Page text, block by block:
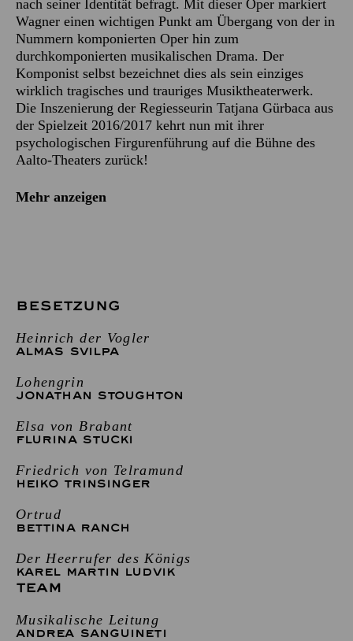
nach seiner Identität befragt. Mit dieser Oper markiert
Wagner einen wichtigen Punkt am Übergang von der in
Nummern komponierten Oper hin zum
durchkomponierten musikalischen Drama. Der
Komponist selbst bezeichnet dies als sein einziges
wirklich tragisches und trauriges Musiktheaterwerk.
Die Inszenierung der Regiesseurin Tatjana Gürbaca aus
der Spielzeit 2016/2017 kehrt nun mit ihrer
psychologischen Firgurenführung auf die Bühne des
Aalto-Theaters zurück!
Mehr anzeigen
BESETZUNG
Heinrich der Vogler
ALMAS SVILPA
Lohengrin
JONATHAN STOUGHTON
Elsa von Brabant
FLURINA STUCKI
Friedrich von Telramund
HEIKO TRINSINGER
Ortrud
BETTINA RANCH
Der Heerrufer des Königs
KAREL MARTIN LUDVIK
TEAM
Musikalische Leitung
ANDREA SANGUINETI